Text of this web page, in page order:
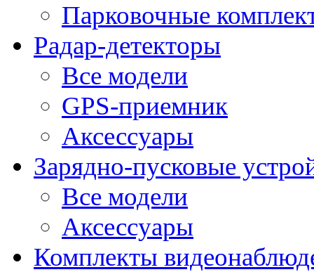
Парковочные
Радар-детекторы
Все модели
GPS-приемник
Аксессуары
Зарядно-пусковые
Все модели
Аксессуары
Комплекты